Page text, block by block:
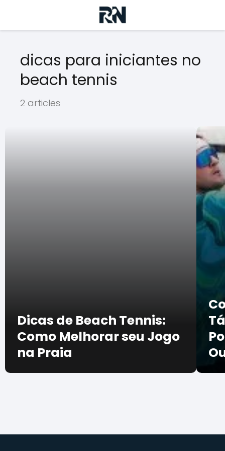
dicas para iniciantes no
beach tennis
2 articles
Dicas de Beach Tennis:
Como Melhorar seu Jogo
na Praia